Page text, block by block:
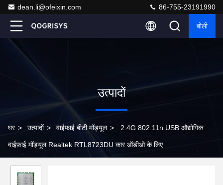
dean.li@ofeixin.com 86-755-23191990
बोली
उत्पादों
घर > उत्पादों > वाईफाई बीटी मॉड्यूल > 2.4G 802.11n USB औद्योगिक
वाईफ़ाई मॉड्यूल Realtek RTL8723DU कार ऑडीओ के लिए